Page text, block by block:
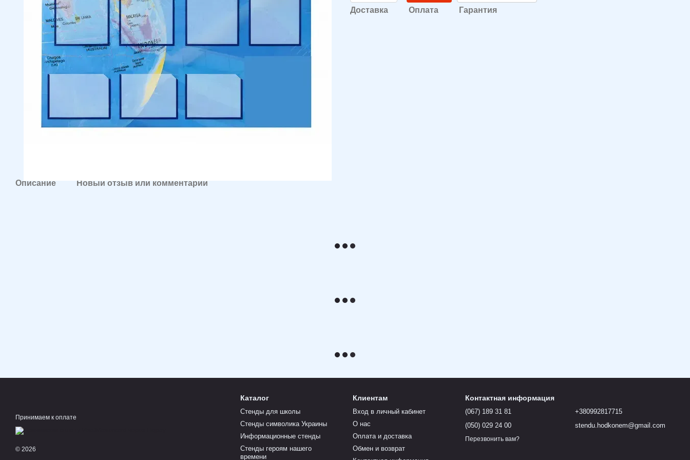
Описание Новый отзыв или комментарий
Доставка Оплата Гарантия
Принимаем к оплате
© 2026
Каталог
Стенды для школы
Стенды символика Украины
Информационные стенды
Стенды героям нашего
времени
Клиентам
Вход в личный кабинет
О нас
Оплата и доставка
Обмен и возврат
Контактная информация
(067) 189 31 81
(050) 029 24 00
Перезвонить вам?
+380992817715
stendu.hodkonem@gmail.com